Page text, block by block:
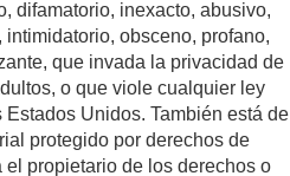
difamatorio, inexacto, abusivo,
obsceno, profano,
que invada la privacidad de
o que viole cualquier ley
Unidos. También está de
protegido por derechos de
propietario de los derechos o